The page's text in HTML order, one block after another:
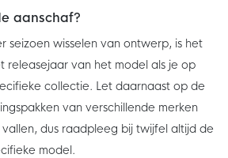
aanschaf?
seizoen wisselen van ontwerp, is het
releasejaar van het model als je op
collectie. Let daarnaast op de
van verschillende merken
vallen, dus raadpleeg bij twijfel altijd de
model.